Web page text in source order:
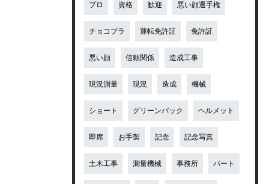
プロ 資格 歓迎 悪い顔選手権
チョコプラ 運転免許証 免許証
悪い顔 信頼関係 造成工事
現況測量 現況 造成 機械
ショート グリーンバック ヘルメット
即席 お手製 記念 記念写真
土木工事 測量機械 事務所 パート